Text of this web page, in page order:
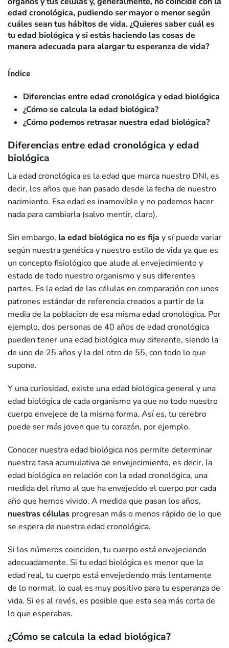
edad cronológica, pudiendo ser mayor o menor según
cuáles sean tus hábitos de vida. ¿Quieres saber cuál es
tu edad biológica y si estás haciendo las cosas de
manera adecuada para alargar tu esperanza de vida?
Índice
Diferencias entre edad cronológica y edad biológica
¿Cómo se calcula la edad biológica?
¿Cómo podemos retrasar nuestra edad biológica?
Diferencias entre edad cronológica y edad
biológica
La edad cronológica es la edad que marca nuestro DNI, es
decir, los años que han pasado desde la fecha de nuestro
nacimiento. Esa edad es inamovible y no podemos hacer
nada para cambiarla (salvo mentir, claro).
Sin embargo, la edad biológica no es fija y sí puede variar
según nuestra genética y nuestro estilo de vida ya que es
un concepto fisiológico que alude al envejecimiento y
estado de todo nuestro organismo y sus diferentes
partes. Es la edad de las células en comparación con unos
patrones estándar de referencia creados a partir de la
media de la población de esa misma edad cronológica. Por
ejemplo, dos personas de 40 años de edad cronológica
pueden tener una edad biológica muy diferente, siendo la
de uno de 25 años y la del otro de 55, con todo lo que
supone.
Y una curiosidad, existe una edad biológica general y una
edad biológica de cada organismo ya que no todo nuestro
cuerpo envejece de la misma forma. Así es, tu cerebro
puede ser más joven que tu corazón, por ejemplo.
Conocer nuestra edad biológica nos permite determinar
nuestra tasa acumulativa de envejecimiento, es decir, la
edad biológica en relación con la edad cronológica, una
medida del ritmo al que ha envejecido el cuerpo por cada
año que hemos vivido. A medida que pasan los años,
nuestras células progresan más o menos rápido de lo que
se espera de nuestra edad cronológica.
Si los números coinciden, tu cuerpo está envejeciendo
adecuadamente. Si tu edad biológica es menor que la
edad real, tu cuerpo está envejeciendo más lentamente
de lo normal, lo cual es muy positivo para tu esperanza de
vida. Si es al revés, es posible que esta sea más corta de
lo que esperabas.
¿Cómo se calcula la edad biológica?